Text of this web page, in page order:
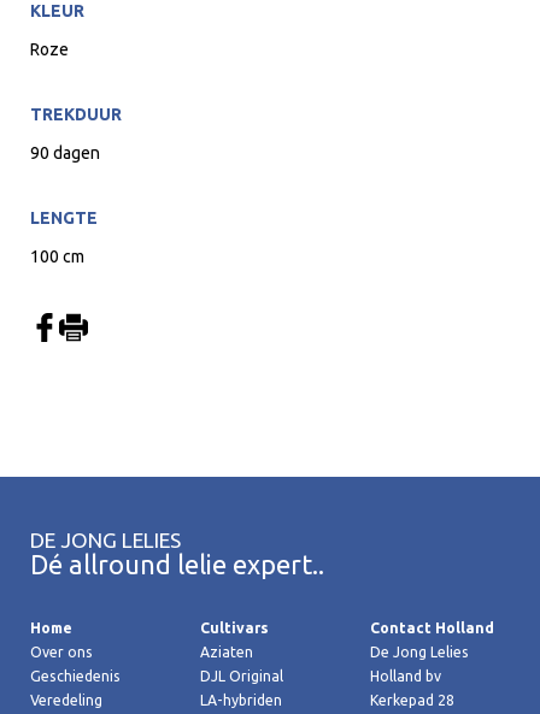
KLEUR
Roze
TREKDUUR
90 dagen
LENGTE
100 cm
DE JONG LELIES
Dé allround lelie expert..
Home
Over ons
Geschiedenis
Veredeling
Cultivars
Aziaten
DJL Original
LA-hybriden
Contact Holland
De Jong Lelies
Holland bv
Kerkepad 28